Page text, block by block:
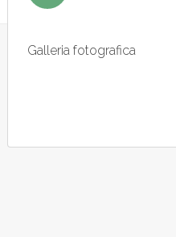
Galleria fotografica